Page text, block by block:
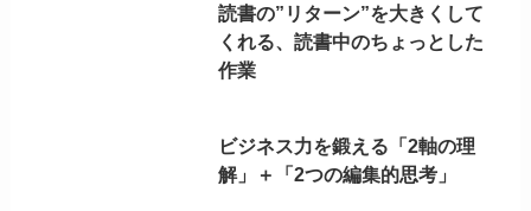
読書の”リターン”を大きくして
くれる、読書中のちょっとした
作業
ビジネス力を鍛える「2軸の理
解」＋「2つの編集的思考」